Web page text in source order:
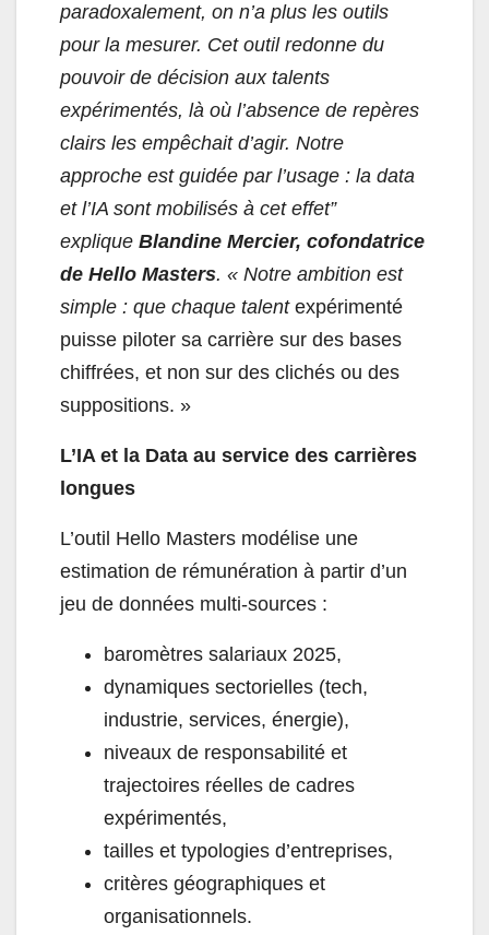
paradoxalement, on n’a plus les outils
pour la mesurer. Cet outil redonne du
pouvoir de décision aux talents
expérimentés, là où l’absence de repères
clairs les empêchait d’agir. Notre
approche est guidée par l’usage : la data
et l’IA sont mobilisés à cet effet”
explique Blandine Mercier, cofondatrice
de Hello Masters. « Notre ambition est
simple : que chaque talentexpérimenté
puisse piloter sa carrière sur des bases
chiffrées, et non sur des clichés ou des
suppositions. »
L’IA et la Data au service des carrières
longues
L’outil Hello Masters modélise une
estimation de rémunération à partir d’un
jeu de données multi-sources :
baromètres salariaux 2025,
dynamiques sectorielles (tech,
industrie, services, énergie),
niveaux de responsabilité et
trajectoires réelles de cadres
expérimentés,
tailles et typologies d’entreprises,
critères géographiques et
organisationnels.